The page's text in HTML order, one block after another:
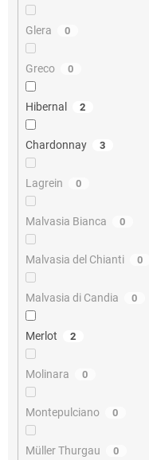
Glera 0
Greco 0
Hibernal 2
Chardonnay 3
Lagrein 0
Malvasia Bianca 0
Malvasia del Chianti 0
Malvasia di Candia 0
Merlot 2
Molinara 0
Montepulciano 0
Müller Thurgau 0